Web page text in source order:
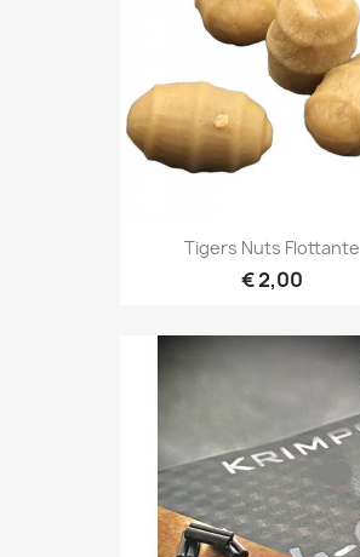
Tigers Nuts Flottante
€ 2,00